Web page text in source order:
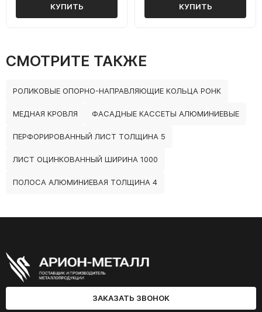
КУПИТЬ КУПИТЬ
СМОТРИТЕ ТАКЖЕ
РОЛИКОВЫЕ ОПОРНО-НАПРАВЛЯЮЩИЕ КОЛЬЦА РОНК
МЕДНАЯ КРОВЛЯ ФАСАДНЫЕ КАССЕТЫ АЛЮМИНИЕВЫЕ
ПЕРФОРИРОВАННЫЙ ЛИСТ ТОЛЩИНА 5
ЛИСТ ОЦИНКОВАННЫЙ ШИРИНА 1000
ПОЛОСА АЛЮМИНИЕВАЯ ТОЛЩИНА 4
ЗАКАЗАТЬ ЗВОНОК